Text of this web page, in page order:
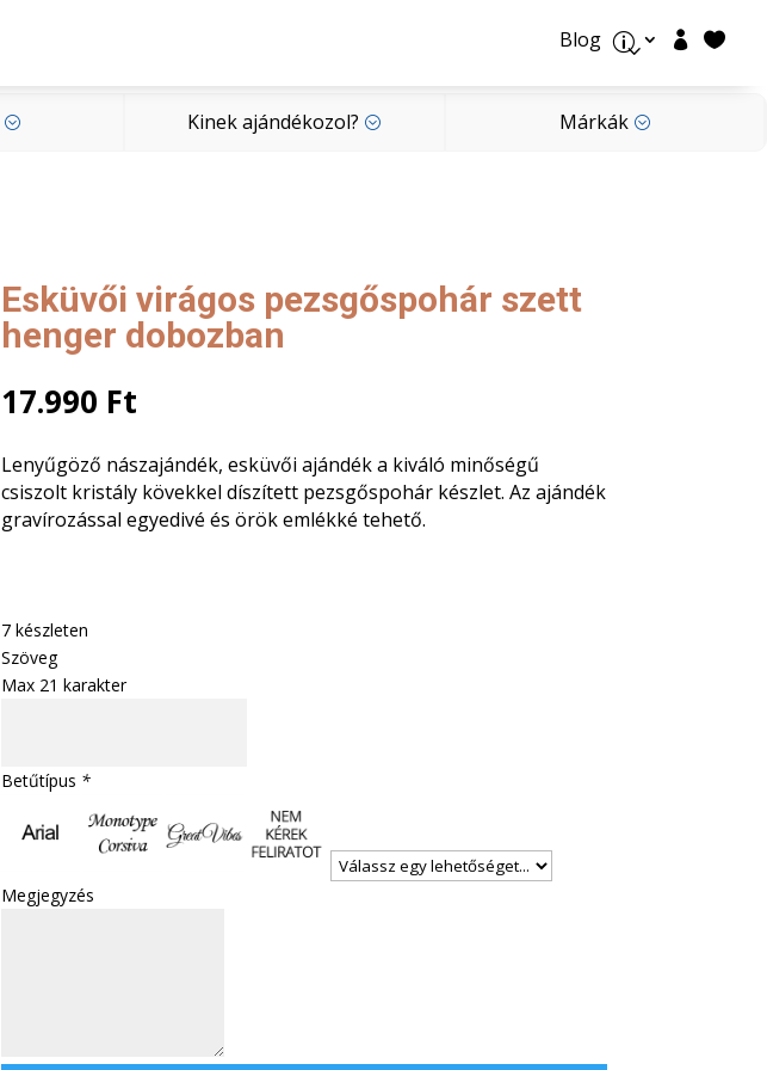
Blog p  
; Kinek ajándékozol? ; Márkák ;
Márkák;
Esküvői virágos pezsgőspohár szett
henger dobozban
17.990 Ft
Lenyűgöző nászajándék, esküvői ajándék a kiváló minőségű
csiszolt kristály kövekkel díszített pezsgőspohár készlet. Az ajándék
gravírozással egyedivé és örök emlékké tehető.
7 készleten
Szöveg
Max 21 karakter
Betűtípus *
Megjegyzés